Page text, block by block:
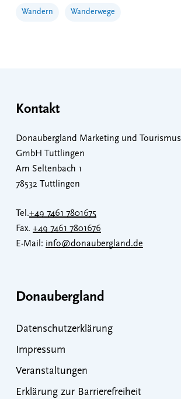
Wandern Wanderwege
Kontakt
Donaubergland Marketing und Tourismus
GmbH Tuttlingen
Am Seltenbach 1
78532 Tuttlingen
Tel.+49 7461 7801675
Fax. +49 7461 7801676
E-Mail: info@donaubergland.de
Donaubergland
Datenschutzerklärung
Impressum
Veranstaltungen
Erklärung zur Barrierefreiheit